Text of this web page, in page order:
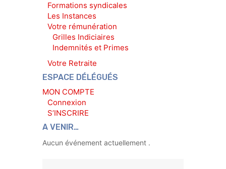
Formations syndicales
Les Instances
Votre rémunération
Grilles Indiciaires
Indemnités et Primes
Votre Retraite
ESPACE DÉLÉGUÉS
MON COMPTE
Connexion
S’INSCRIRE
A VENIR…
Aucun événement actuellement .